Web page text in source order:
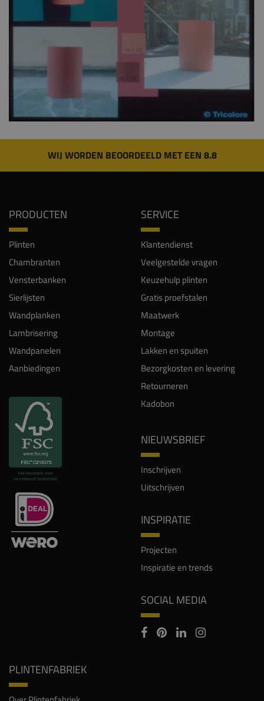
WIJ WORDEN BEOORDEELD MET EEN 8.8
PRODUCTEN
Plinten
Chambranten
Vensterbanken
Sierlijsten
Wandplanken
Lambrisering
Wandpanelen
Aanbiedingen
SERVICE
Klantendienst
Veelgestelde vragen
Keuzehulp plinten
Gratis proefstalen
Maatwerk
Montage
Lakken en spuiten
Bezorgkosten en levering
Retourneren
Kadobon
NIEUWSBRIEF
Inschrijven
Uitschrijven
INSPIRATIE
Projecten
Inspiratie en trends
SOCIAL MEDIA
PLINTENFABRIEK